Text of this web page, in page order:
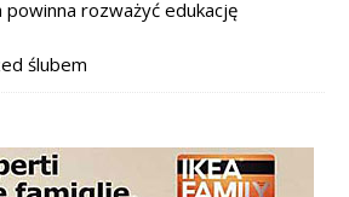
powinna rozważyć edukację
ślubem